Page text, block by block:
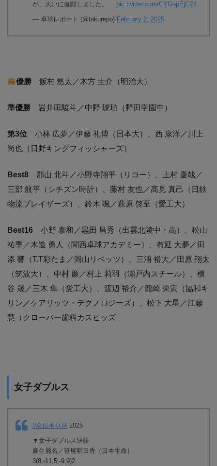
が、大いに健闘しました。… pic.twitter.com/CYGopEjC2J
— 卓球レポート (@takurepo) February 2, 2025
優勝 飯村 悠太／木方 圭介（明治大）
準優勝 岩井田駿斗／中野 琥珀（野田学園中）
第3位 ⼩林 広夢／伊藤 礼博（日本大）、西 康洋／川上
尚也（日野キングフィッシャーズ）
Best8 郡山 北斗／小野寺翔平（リコー）、上村 慶哉／
三部 航平（シチズン時計）、藤村 友也／髙見 真己（日鉄
物流ブレイザーズ）、鈴木 颯／萩原 啓至（愛工大）
Best16 小野 泰和／黒田 昌秀（出雲北陵中・高）、松山
祐季／木造 勇人（関西卓球アカデミー）、有延 大夢／田
添 響（T.T彩たま／岡山リベッツ）、三浦 裕大／田原 翔太
（筑波大）、中村 廉／村上 莉羽（瀬戸内スチール）、横
谷 晟／三木 隼（愛工大）、渡辺 裕介／龍崎 東寅（協和キ
リン／ケアリッツ・テクノロジーズ）、松下 大星／江藤
慧（クローバー歯科カスピッズ
女子ダブルス
#全日本卓球 2025
▼女子ダブルス決勝
麻生麗名／笹尾明日香（日本生命）
3(8,-11,5,-9,9)2